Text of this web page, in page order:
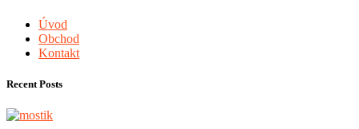
Úvod
Obchod
Kontakt
Recent Posts